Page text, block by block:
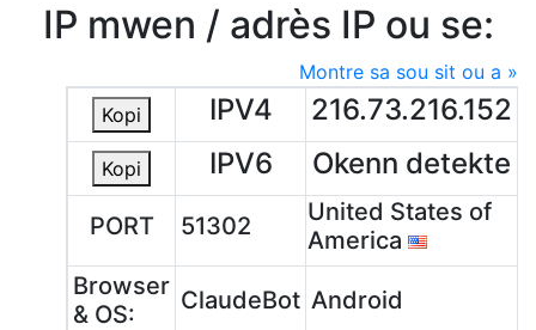
IP mwen / adrès IP ou se:
Montre sa sou sit ou a »
Kopi
IPV4 216.73.216.152
Kopi IPV6 Okenn detekte
PORT 51302
United States of
America
Browser
& OS:
ClaudeBot Android